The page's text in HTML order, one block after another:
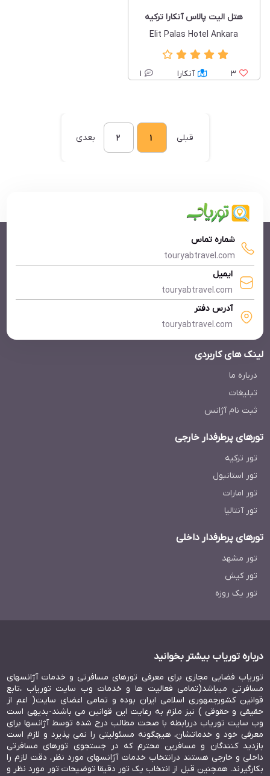
هتل الیت پالاس آنکارا ترکیه
Elit Palas Hotel Ankara
3 آنکارا 1
قبلی 1
2 بعدی
شماره تماس
touryabtravel.com
ایمیل
touryabtravel.com
آدرس دفتر
touryabtravel.com
لینک های کاربردی
درباره ما
تبلیغات
ثبت نام آژانس
تورهای پرطرفدار خارجی
تور ترکیه
تور استانبول
تور امارات
تور آنتالیا
تورهای پرطرفدار داخلی
تور مشهد
تور کیش
تور یک روزه
درباره توریاب بیشتر بخوانید
توریاب فضایی مجازی برای معرفی تورهای مسافرتی و خدمات آژانسهای
مسافرتی میباشد(تمامی فعالیت ها و خدمات وب سایت توریاب ،تابع
قوانین کشورجمهوری اسلامی ایران بوده و تمامی اعضای سایت( اعم از
حقیقی و حقوقی ) نیز ملزم به رعایت این قوانین می باشند-بدیهی است
وب سایت توریاب دررابطه با صحت مطالب درج شده توسط آژانسها برای
معرفی خود و خدماتشان، هیچگونه مسئولیتی را نمی پذیرد و لازم است
بازدید کنندگان و مسافرین محترم که در جستجوی تورهای مسافرتی
داخلی و خارجی هستند درانتخاب خدمات آژانسهای مورد نظر، دقت لازم را
بکارگیرند. همچنین قبل از انتخاب یک تور دقیقا توضیحات تور مورد نظر و